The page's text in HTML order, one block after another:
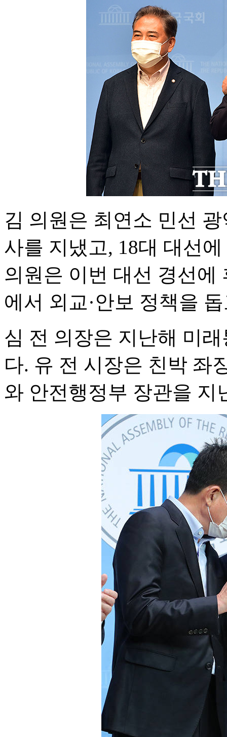
김 의원은 최연소 민선
사를 지냈고, 18대 대선
의원은 이번 대선 경선에
에서 외교·안보 정책을
심 전 의장은 지난해 미
다. 유 전 시장은 친박 좌
와 안전행정부 장관을 지